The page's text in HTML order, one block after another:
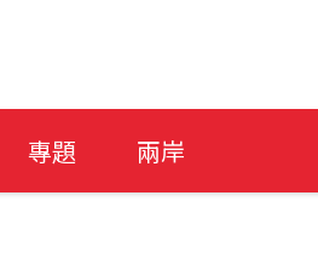
專題 兩岸